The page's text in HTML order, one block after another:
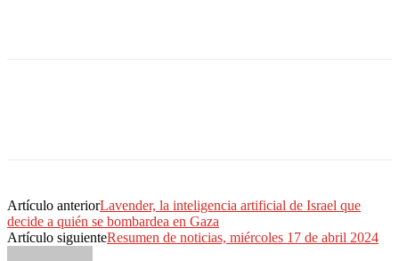
Artículo anteriorLavender, la inteligencia artificial de Israel que
decide a quién se bombardea en Gaza
Artículo siguienteResumen de noticias, miércoles 17 de abril 2024